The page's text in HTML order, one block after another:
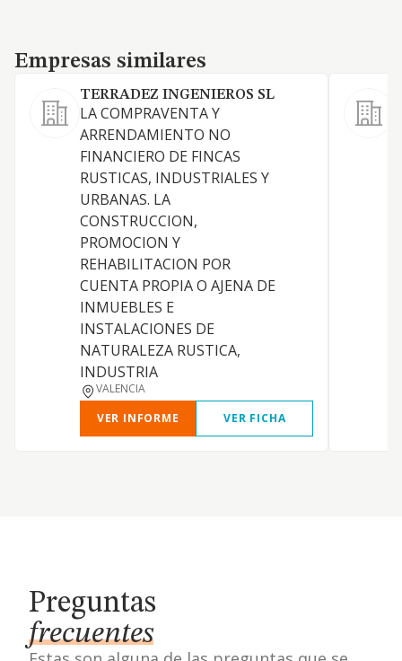
Empresas similares
Empresas similares
TERRADEZ INGENIEROS SL
LA COMPRAVENTA Y
ARRENDAMIENTO NO
FINANCIERO DE FINCAS
RUSTICAS, INDUSTRIALES Y
URBANAS. LA
CONSTRUCCION,
PROMOCION Y
REHABILITACION POR
CUENTA PROPIA O AJENA DE
INMUEBLES E
INSTALACIONES DE
NATURALEZA RUSTICA,
INDUSTRIA
VALENCIA
VER INFORME
VER FICHA
Preguntas
frecuentes